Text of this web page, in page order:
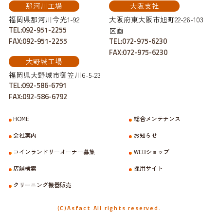
那河川工場
福岡県那河川今光1-92
TEL:092-951-2255
FAX:092-951-2255
大野城工場
福岡県大野城市御笠川6-5-23
TEL:092-586-6791
FAX:092-586-6792
大阪支社
大阪府東大阪市旭町22-26-103
区画
TEL:072-975-6230
FAX:072-975-6230
HOME
会社案内
コインランドリーオーナー募集
店舗検索
クリーニング機器販売
総合メンテナンス
お知らせ
WEBショップ
採用サイト
(C)Asfact All rights reserved.